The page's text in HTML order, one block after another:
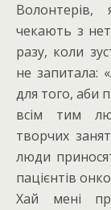
Волонтерів,
чекають з
разу, коли
не запитала:
для того, аби
всім тим
творчих
люди
пацієнтів
Хай мені